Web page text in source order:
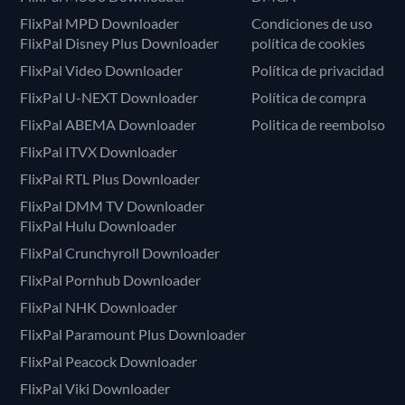
FlixPal MPD Downloader
FlixPal Disney Plus Downloader
FlixPal Video Downloader
FlixPal U-NEXT Downloader
FlixPal ABEMA Downloader
FlixPal ITVX Downloader
FlixPal RTL Plus Downloader
FlixPal DMM TV Downloader
FlixPal Hulu Downloader
FlixPal Crunchyroll Downloader
FlixPal Pornhub Downloader
FlixPal NHK Downloader
FlixPal Paramount Plus Downloader
FlixPal Peacock Downloader
FlixPal Viki Downloader
Condiciones de uso
política de cookies
Política de privacidad
Política de compra
Politica de reembolso